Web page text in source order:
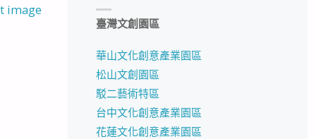
image
臺灣文創園區
華山文化創意產業園區
松山文創園區
駁二藝術特區
台中文化創意產業園區
花蓮文化創意產業園區